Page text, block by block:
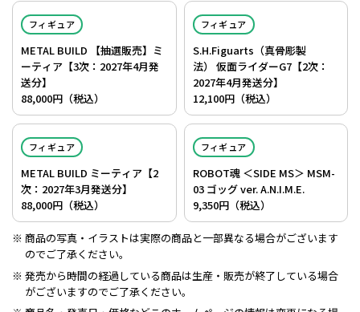
フィギュア
METAL BUILD 【抽選販売】ミ
ーティア【3次：2027年4月発
送分】
88,000円（税込）
フィギュア
S.H.Figuarts（真骨彫製
法） 仮面ライダーG7【2次：
2027年4月発送分】
12,100円（税込）
フィギュア
METAL BUILD ミーティア【2
次：2027年3月発送分】
88,000円（税込）
フィギュア
ROBOT魂 ＜SIDE MS＞ MSM-
03 ゴッグ ver. A.N.I.M.E.
9,350円（税込）
商品の写真・イラストは実際の商品と一部異なる場合がございます
のでご了承ください。
発売から時間の経過している商品は生産・販売が終了している場合
がございますのでご了承ください。